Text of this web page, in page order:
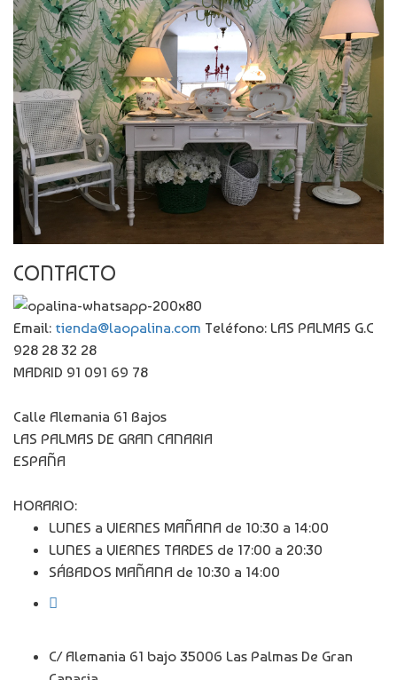
CONTACTO
Email: tienda@laopalina.com Teléfono: LAS PALMAS G.C
928 28 32 28
MADRID 91 091 69 78
Calle Alemania 61 Bajos
LAS PALMAS DE GRAN CANARIA
ESPAÑA
HORARIO:
LUNES a VIERNES MAÑANA de 10:30 a 14:00
LUNES a VIERNES TARDES de 17:00 a 20:30
SÁBADOS MAÑANA de 10:30 a 14:00
C/ Alemania 61 bajo 35006 Las Palmas De Gran